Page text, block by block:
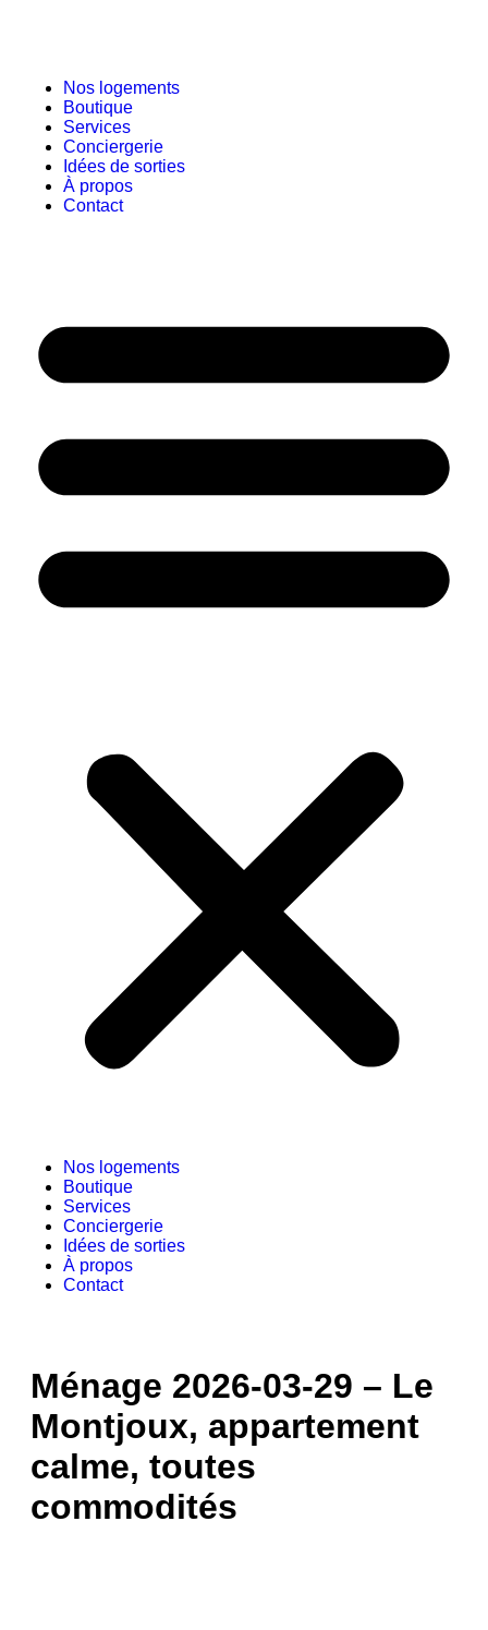
Nos logements
Boutique
Services
Conciergerie
Idées de sorties
À propos
Contact
Nos logements
Boutique
Services
Conciergerie
Idées de sorties
À propos
Contact
Ménage 2026-03-29 – Le
Montjoux, appartement
calme, toutes
commodités